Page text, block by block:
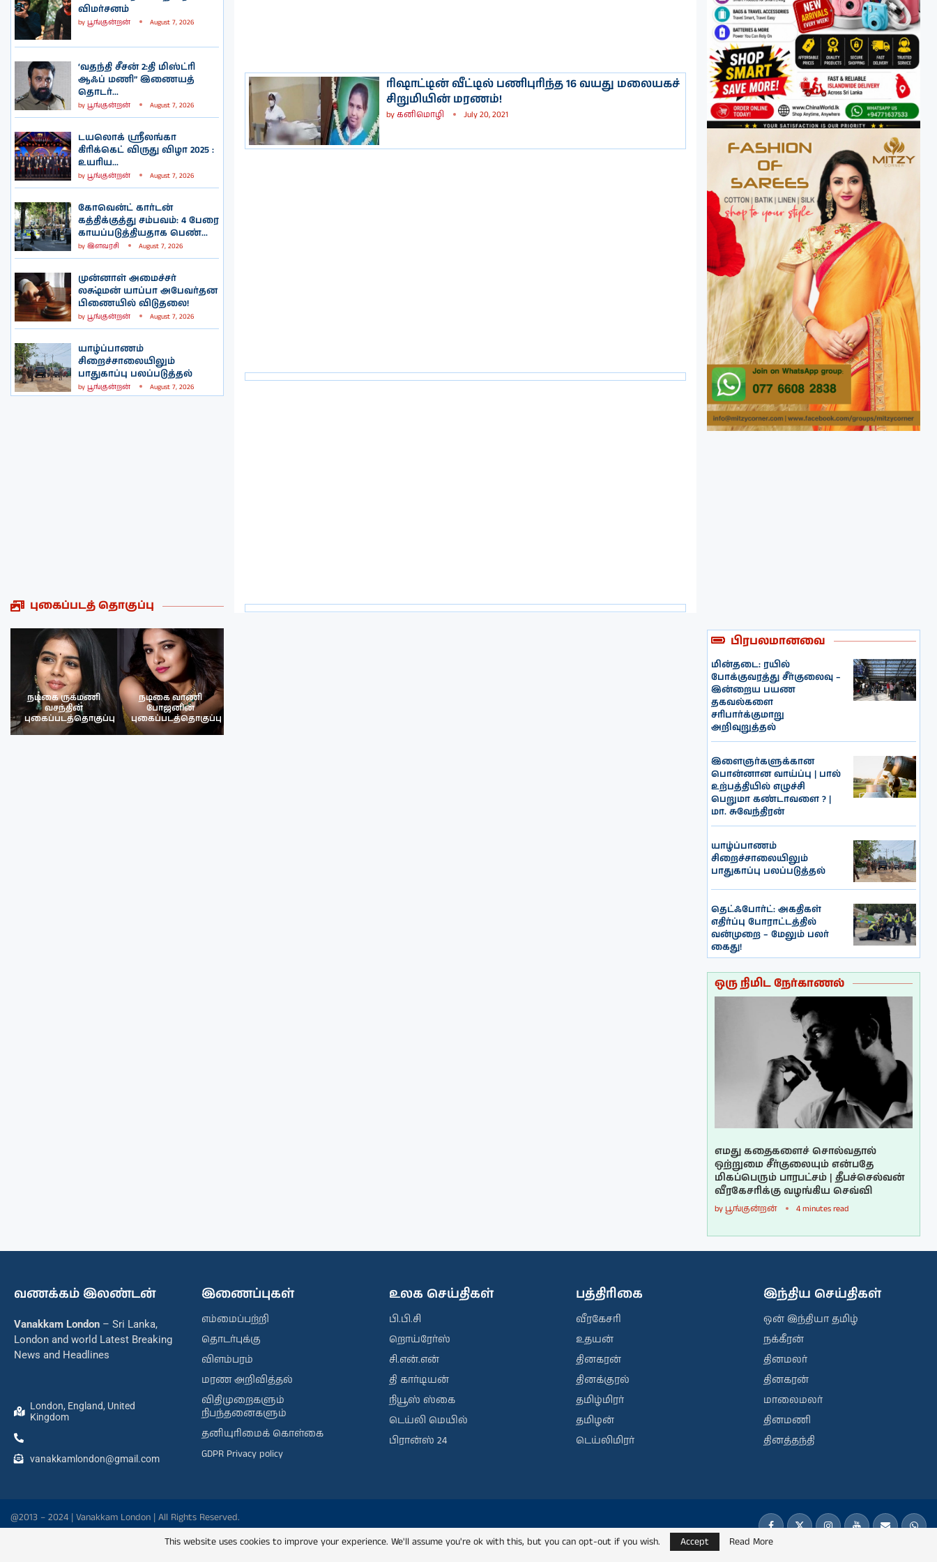
விமர்சனம்
by பூங்குன்றன் August 7, 2026
‘வதந்தி சீசன் 2:தி மிஸ்ட்ரி
ஆஃப் மணி” இணையத்
தொடர்...
by பூங்குன்றன் August 7, 2026
டயலொக் ஸ்ரீலங்கா
கிரிக்கெட் விருது விழா 2025 :
உயரிய...
by பூங்குன்றன் August 7, 2026
கோவென்ட் கார்டன்
கத்திக்குத்து சம்பவம்: 4 பேரை
காயப்படுத்தியதாக பெண்...
by இளவரசி August 7, 2026
முன்னாள் அமைச்சர்
லக்ஷ்மன் யாப்பா அபேவர்தன
பிணையில் விடுதலை!
by பூங்குன்றன் August 7, 2026
யாழ்ப்பாணம்
சிறைச்சாலையிலும்
பாதுகாப்பு பலப்படுத்தல்
by பூங்குன்றன் August 7, 2026
புகைப்படத் தொகுப்பு
நடிகை ருக்மணி
வசந்தின்
புகைப்படத்தொகுப்பு
நடிகை வாணி
போஜனின்
புகைப்படத்தொகுப்பு
ரிஷாட்டின் வீட்டில் பணிபுரிந்த 16 வயது மலையகச்
சிறுமியின் மரணம்!
byகனிமொழி July 20, 2021
பிரபலமானவை
மின்தடை: ரயில்
போக்குவரத்து சீர்குலைவு –
இன்றைய பயண
தகவல்களை
சரிபார்க்குமாறு
அறிவுறுத்தல்
இளைஞர்களுக்கான
பொன்னான வாய்ப்பு | பால்
உற்பத்தியில் எழுச்சி
பெறுமா கண்டாவளை ? |
மா. சுவேந்திரன்
யாழ்ப்பாணம்
சிறைச்சாலையிலும்
பாதுகாப்பு பலப்படுத்தல்
தெட்ஃபோர்ட்: அகதிகள்
எதிர்ப்பு போராட்டத்தில்
வன்முறை – மேலும் பலர்
கைது!
ஒரு நிமிட நேர்காணல்
எமது கதைகளைச் சொல்வதால்
ஒற்றுமை சீர்குலையும் என்பதே
மிகப்பெரும் பாரபட்சம் | தீபச்செல்வன்
வீரகேசரிக்கு வழங்கிய செவ்வி
by பூங்குன்றன் 4 minutes read
வணக்கம் இலண்டன்
Vanakkam London – Sri Lanka,
London and world Latest Breaking
News and Headlines
London, England, United
Kingdom
vanakkamlondon@gmail.com
இணைப்புகள்
எம்மைப்பற்றி
தொடர்புக்கு
விளம்பரம்
மரண அறிவித்தல்
விதிமுறைகளும்
நிபந்தனைகளும்
தனியுரிமைக் கொள்கை
GDPR Privacy policy
உலக செய்திகள்
பி.பி.சி
றொய்ரேர்ஸ்
சி.என்.என்
தி கார்டியன்
நியூஸ் ஸ்கை
டெய்லி மெயில்
பிரான்ஸ் 24
பத்திரிகை
வீரகேசரி
உதயன்
தினகரன்
தினக்குரல்
தமிழ்மிரர்
தமிழன்
டெய்லிமிரர்
இந்திய செய்திகள்
ஒன் இந்தியா தமிழ்
நக்கீரன்
தினமலர்
தினகரன்
மாலைமலர்
தினமணி
தினத்தந்தி
@2013 – 2024 | Vanakkam London | All Rights Reserved.
This website uses cookies to improve your experience. We'll assume you're ok with this, but you can opt-out if you wish.
Accept Read More